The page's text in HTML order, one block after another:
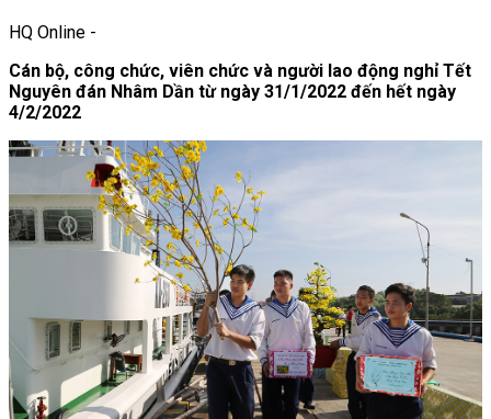
HQ Online -
Cán bộ, công chức, viên chức và người lao động nghỉ Tết
Nguyên đán Nhâm Dần từ ngày 31/1/2022 đến hết ngày
4/2/2022